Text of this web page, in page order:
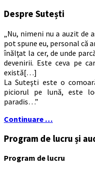
Despre Sutești
„Nu, nimeni nu a auzit de
pot spune eu, personal că
înălţat la cer, de unde
devenirii. Este ceva pe
există[…]
La Suteşti este o
piciorul pe lună, este
paradis…”
Continuare …
Program de lucru și
Program de lucru